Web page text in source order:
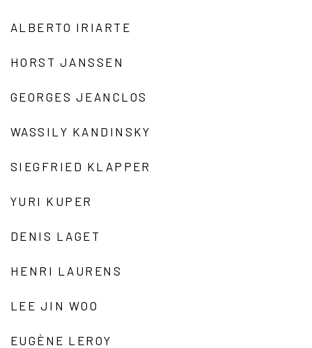
ALBERTO IRIARTE
HORST JANSSEN
GEORGES JEANCLOS
WASSILY KANDINSKY
SIEGFRIED KLAPPER
YURI KUPER
DENIS LAGET
HENRI LAURENS
LEE JIN WOO
EUGÈNE LEROY